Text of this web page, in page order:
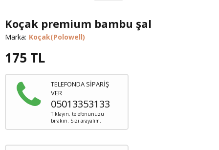
Koçak premium bambu şal
Marka: Koçak(Polowell)
175 TL
TELEFONDA SİPARİŞ
VER
05013353133
Tıklayın, telefonunuzu
bırakın. Sizi arayalım.